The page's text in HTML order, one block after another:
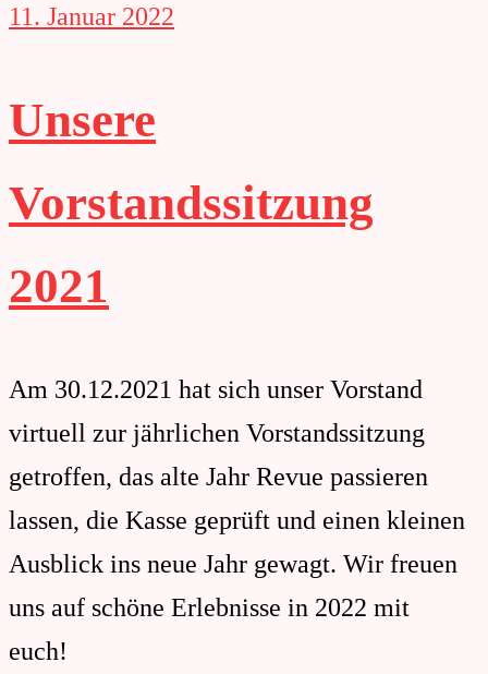
11. Januar 2022
Unsere
Vorstandssitzung
2021
Am 30.12.2021 hat sich unser Vorstand
virtuell zur jährlichen Vorstandssitzung
getroffen, das alte Jahr Revue passieren
lassen, die Kasse geprüft und einen kleinen
Ausblick ins neue Jahr gewagt. Wir freuen
uns auf schöne Erlebnisse in 2022 mit
euch!